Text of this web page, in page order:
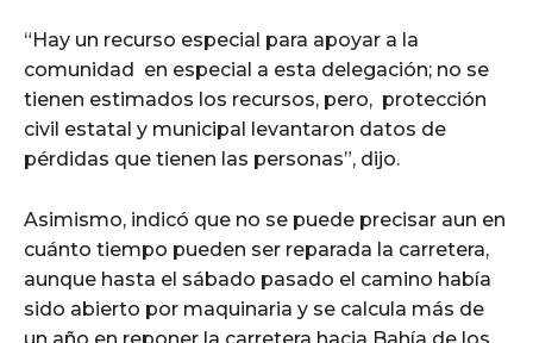
“Hay un recurso especial para apoyar a la
comunidad en especial a esta delegación; no se
tienen estimados los recursos, pero, protección
civil estatal y municipal levantaron datos de
pérdidas que tienen las personas”, dijo.
Asimismo, indicó que no se puede precisar aun en
cuánto tiempo pueden ser reparada la carretera,
aunque hasta el sábado pasado el camino había
sido abierto por maquinaria y se calcula más de